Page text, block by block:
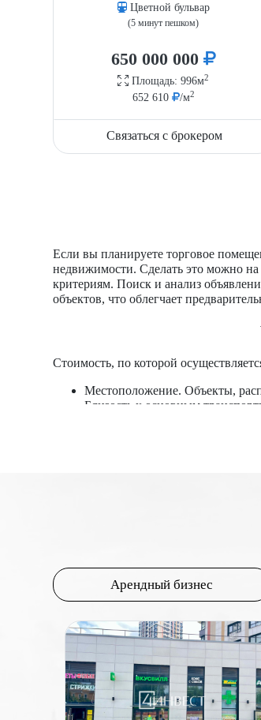
Цветной бульвар
(5 минут пешком)
650 000 000
Площадь: 996м2
652 610 /м2
Связаться с брокером
Если вы планируете торговое
недвижимости. Сделать это можно
критериям. Поиск и анализ
объектов, что облегчает
Стоимость, по которой
Местоположение. Объекты,
Близость к основным
Коммерческая
Состояние и оснащение.
необходимых коммуникаций
привлекательность объекта.
Арендный доход.
Перспективы развития. Планы
Цена торговых помещений
Понимание этих факторов и их
торговых помещений.
Арендный бизнес